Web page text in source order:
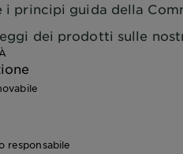
principi guida della
dei prodotti sulle
responsabile